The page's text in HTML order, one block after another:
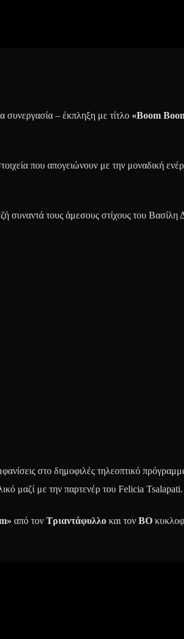
συνεργασία – έκπληξη με τίτλο «Boom
που απογειώνουν με την μοναδική
συναντά τους άμεσους στίχους του Βασίλη
στο δημοφιλές τηλεοπτικό
μαζί με την παρτενέρ του Felicia Tsalapati.
» από τον Τριαντάφυλλοκαι τον BO